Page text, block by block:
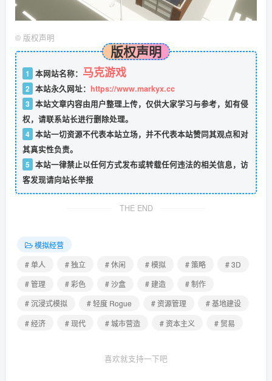
© 版权声明
版权声明
1 本网站名称： 马克游戏
2 本站永久网址： https://www.markyx.cc
3 本站文章内容由用户整理上传，仅供大家学习与参考，如有侵
权，请联系站长进行删除处理。
4 本站一切资源不代表本站立场，并不代表本站赞同其观点和对
其真实性负责。
5 本站一律禁止以任何方式发布或转载任何违法的相关信息，访
客发现请向站长举报
THE END
模拟经营
# 单人
# 独立 # 休闲 # 模拟 # 策略
# 3D
# 管理
# 彩色 # 沙盒 # 建造
# 制作
# 沉浸式模拟
# 轻度 Rogue # 资源管理
# 基地建设
# 经济
# 现代 # 城市营造 # 资本主义 # 贸易
喜欢就支持一下吧